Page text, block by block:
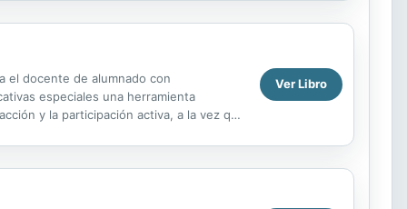
el docente de alumnado con
especiales una herramienta
y la participación activa, a la vez que
Ver Libro